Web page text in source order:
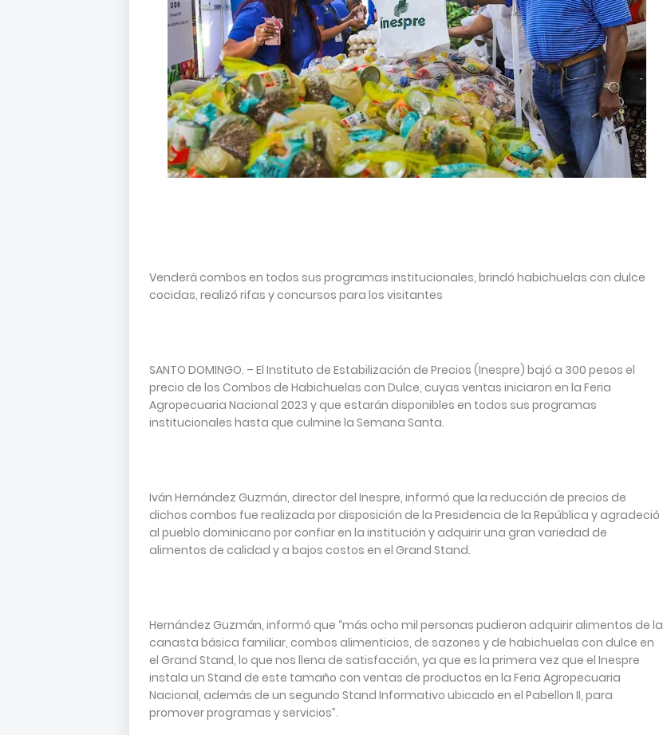
Venderá combos en todos sus programas institucionales, brindó habichuelas con dulce
cocidas, realizó rifas y concursos para los visitantes
SANTO DOMINGO. – El Instituto de Estabilización de Precios (Inespre) bajó a 300 pesos el
precio de los Combos de Habichuelas con Dulce, cuyas ventas iniciaron en la Feria
Agropecuaria Nacional 2023 y que estarán disponibles en todos sus programas
institucionales hasta que culmine la Semana Santa.
Iván Hernández Guzmán, director del Inespre, informó que la reducción de precios de
dichos combos fue realizada por disposición de la Presidencia de la República y agradeció
al pueblo dominicano por confiar en la institución y adquirir una gran variedad de
alimentos de calidad y a bajos costos en el Grand Stand.
Hernández Guzmán, informó que “más ocho mil personas pudieron adquirir alimentos de la
canasta básica familiar, combos alimenticios, de sazones y de habichuelas con dulce en
el Grand Stand, lo que nos llena de satisfacción, ya que es la primera vez que el Inespre
instala un Stand de este tamaño con ventas de productos en la Feria Agropecuaria
Nacional, además de un segundo Stand Informativo ubicado en el Pabellon II, para
promover programas y servicios”.